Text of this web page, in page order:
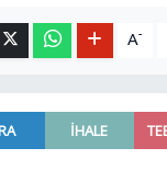
A-